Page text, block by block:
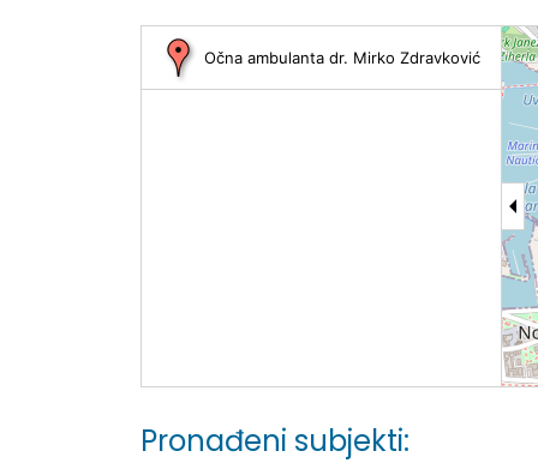
Očna ambulanta dr. Mirko Zdravković
Pronađeni subjekti: